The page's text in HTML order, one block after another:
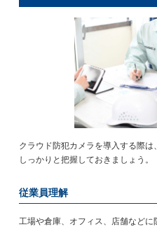
クラウド防犯カメラを導入する際
しっかりと把握しておきましょう。
従業員理解
工場や倉庫、オフィス、店舗など